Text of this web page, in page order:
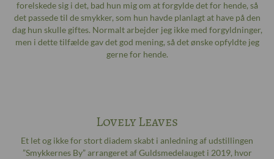
forelskede sig i det, bad hun mig om at forgylde det for hende, så
det passede til de smykker, som hun havde planlagt at have på den
dag hun skulle giftes. Normalt arbejder jeg ikke med forgyldninger,
men i dette tilfælde gav det god mening, så det ønske opfyldte jeg
gerne for hende.
Lovely Leaves
Et let og ikke for stort diadem skabt i anledning af udstillingen
”Smykkernes By” arrangeret af Guldsmedelauget i 2019, hvor